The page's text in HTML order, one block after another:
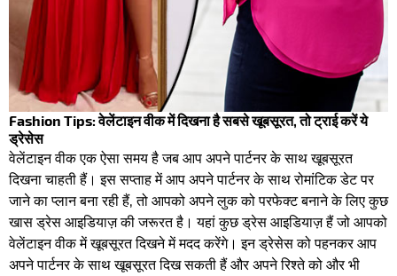
Fashion Tips: वेलेंटाइन वीक में दिखना है सबसे खूबसूरत, तो ट्राई करें ये
ड्रेसेस
वेलेंटाइन वीक एक ऐसा समय है जब आप अपने पार्टनर के साथ खूबसूरत
दिखना चाहती हैं। इस सप्ताह में आप अपने पार्टनर के साथ रोमांटिक डेट पर
जाने का प्लान बना रही हैं, तो आपको अपने लुक को परफेक्ट बनाने के लिए कुछ
खास ड्रेस आइडियाज़ की जरूरत है। यहां कुछ ड्रेस आइडियाज़ हैं जो आपको
वेलेंटाइन वीक में खूबसूरत दिखने में मदद करेंगे। इन ड्रेसेस को पहनकर आप
अपने पार्टनर के साथ खूबसूरत दिख सकती हैं और अपने रिश्ते को और भी